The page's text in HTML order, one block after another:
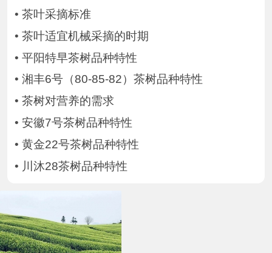
• 茶叶采摘标准
• 茶叶适宜机械采摘的时期
• 平阳特早茶树品种特性
• 湘丰6号（80-85-82）茶树品种特性
• 茶树对营养的需求
• 安徽7号茶树品种特性
• 黄金22号茶树品种特性
• 川沐28茶树品种特性